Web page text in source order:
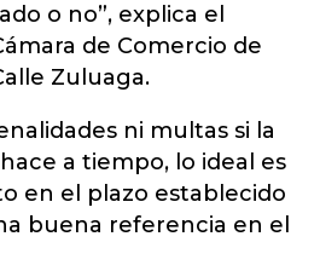
o no”, explica el
de Comercio de
Zuluaga.
ni multas si la
a tiempo, lo ideal es
en el plazo establecido
buena referencia en el